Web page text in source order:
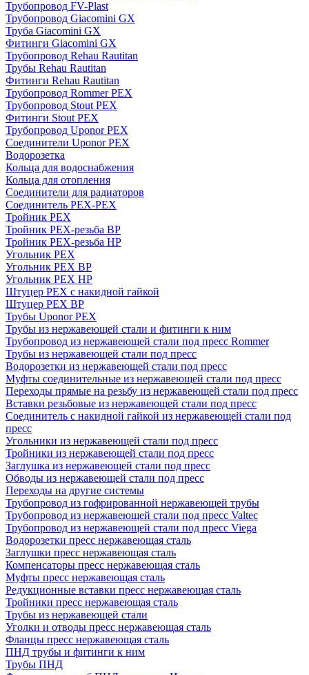
Трубопровод FV-Plast
Трубопровод Giacomini GX
Труба Giacomini GX
Фитинги Giacomini GX
Трубопровод Rehau Rautitan
Трубы Rehau Rautitan
Фитинги Rehau Rautitan
Трубопровод Rommer PEX
Трубопровод Stout PEX
Фитинги Stout PEX
Трубопровод Uponor PEX
Соединители Uponor PEX
Водорозетка
Кольца для водоснабжения
Кольца для отопления
Соединители для радиаторов
Соединитель PEX-PEX
Тройник PEX
Тройник PEX-резьба ВР
Тройник PEX-резьба НР
Угольник PEX
Угольник PEX ВР
Угольник PEX НР
Штуцер PEX c накидной гайкой
Штуцер PEX ВР
Трубы Uponor PEX
Трубы из нержавеющей стали и фитинги к ним
Трубопровод из нержавеющей стали под пресс Rommer
Трубы из нержавеющей стали под пресс
Водорозетки из нержавеющей стали под пресс
Муфты соединительные из нержавеющей стали под пресс
Переходы прямые на резьбу из нержавеющей стали под пресс
Вставки резьбовые из нержавеющей стали под пресс
Соединитель с накидной гайкой из нержавеющей стали под
пресс
Угольники из нержавеющей стали под пресс
Тройники из нержавеющей стали под пресс
Заглушка из нержавеющей стали под пресс
Обводы из нержавеющей стали под пресс
Переходы на другие системы
Трубопровод из гофрированной нержавеющей трубы
Трубопровод из нержавеющей стали под пресс Valtec
Трубопровод из нержавеющей стали под пресс Viega
Водорозетки пресс нержавеющая сталь
Заглушки пресс нержавеющая сталь
Компенсаторы пресс нержавеющая сталь
Муфты пресс нержавеющая сталь
Редукционные вставки пресс нержавеющая сталь
Тройники пресс нержавеющая сталь
Трубы из нержавеющей стали
Уголки и отводы пресс нержавеющая сталь
Фланцы пресс нержавеющая сталь
ПНД трубы и фитинги к ним
Трубы ПНД